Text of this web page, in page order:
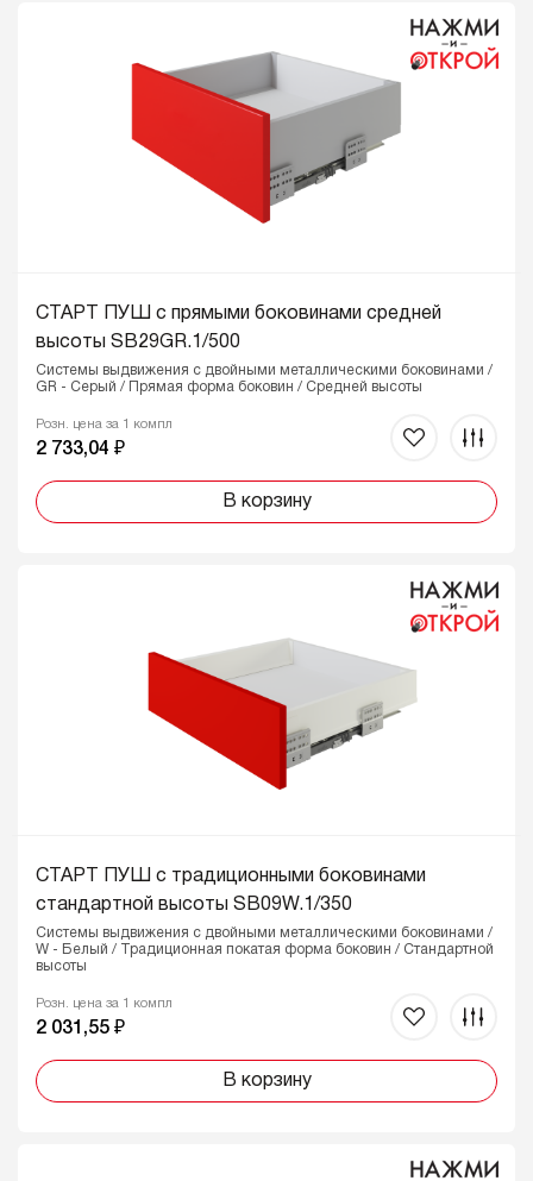
СТАРТ ПУШ с прямыми боковинами средней
высоты SB29GR.1/500
Системы выдвижения с двойными металлическими боковинами /
GR - Серый / Прямая форма боковин / Средней высоты
Розн. цена за 1 компл
2 733,04 ₽
В корзину
СТАРТ ПУШ с традиционными боковинами
стандартной высоты SB09W.1/350
Системы выдвижения с двойными металлическими боковинами /
W - Белый / Традиционная покатая форма боковин / Стандартной
высоты
Розн. цена за 1 компл
2 031,55 ₽
В корзину